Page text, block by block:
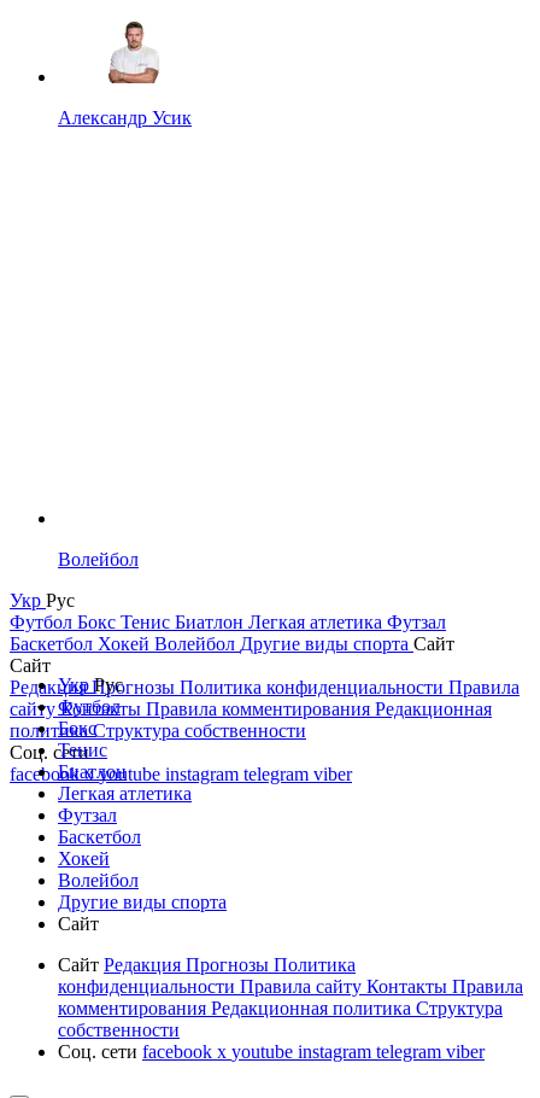
Александр Усик
Волейбол
Укр Рус
Футбол Бокс Тенис Биатлон Легкая атлетика Футзал
Баскетбол Хокей Волейбол Другие виды спорта Сайт
Сайт
РедакцияПрогнозы Политика конфиденциальности Правила
сайтуКонтакты Правила комментирования Редакционная
политикаСтруктура собственности
Соц. сети
facebookxyoutube instagram telegram viber
УкрРус
Футбол
Бокс
Тенис
Биатлон
Легкая атлетика
Футзал
Баскетбол
Хокей
Волейбол
Другие виды спорта
Сайт
Сайт Редакция Прогнозы Политика
конфиденциальности Правила сайту Контакты Правила
комментирования Редакционная политика Структура
собственности
Соц. сети facebook x youtube instagram telegram viber